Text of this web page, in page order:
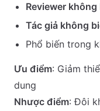
Reviewer
Tác giả không
Phổ biến trong
Ưu điểm: Giảm
dung
Nhược điểm: Đôi